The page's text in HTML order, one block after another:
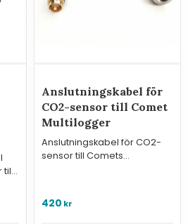
till
Anslutningskabel för
CO2-sensor till Comet
Multilogger
Anslutningskabel för CO2-
sensor till Comets
420 kr